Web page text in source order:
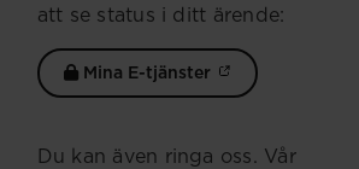
att se status i ditt ärende:
Mina E-tjänster
Du kan även ringa oss. Vår